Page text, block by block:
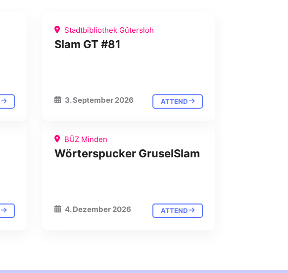
Stadtbibliothek Gütersloh
Slam GT #81
3. September 2026 ATTEND
BÜZ Minden
Wörterspucker GruselSlam
4. Dezember 2026 ATTEND